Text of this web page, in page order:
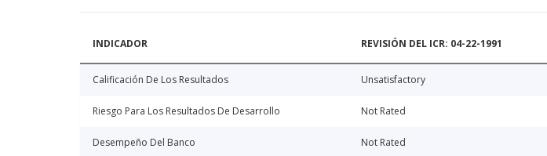
INDICADOR REVISIÓN DEL ICR: 04-22-1991
Calificación De Los Resultados Unsatisfactory
Riesgo Para Los Resultados De Desarrollo Not Rated
Desempeño Del Banco Not Rated